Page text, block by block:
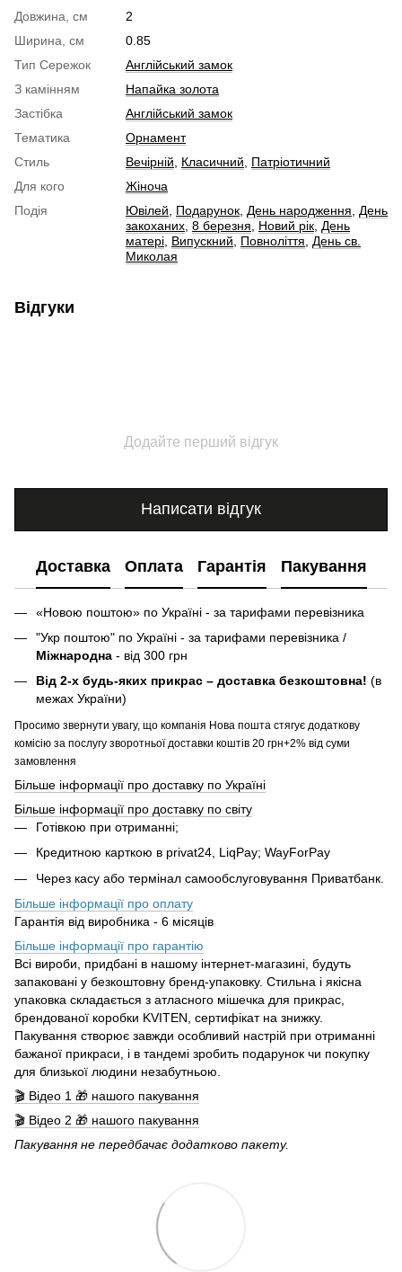
Довжина, см
2
Ширина, см
0.85
Тип Сережок
Англійський замок
З камінням
Напайка золота
Застібка
Англійський замок
Тематика
Орнамент
Стиль
Вечірній Класичний
Патріотичний
Для кого
Жіноча
Подія
Ювілей Подарунок День народження
День
закоханих 8 березня Новий рік День
матері Випускний Повноліття
День св.
Миколая
Відгуки
Додайте перший відгук
Написати відгук
Доставка Оплата Гарантія Пакування
«Новою поштою» по Україні - за тарифами перевізника
"Укр поштою" по Україні - за тарифами перевізника /
Міжнародна - від 300 грн
Від 2-х будь-яких прикрас – доставка безкоштовна! (в
межах України)
Просимо звернути увагу, що компанія Нова пошта стягує додаткову
комісію за послугу зворотньої доставки коштів 20 грн+2% від суми
замовлення
Більше інформації про доставку по Україні
Більше інформації про доставку по світу
Готівкою при отриманні;
Кредитною карткою в privat24, LiqPay; WayForPay
Через касу або термінал самообслуговування Приватбанк.
Більше інформації про оплату
Гарантія від виробника - 6 місяців
Більше інформації про гарантію
Всі вироби, придбані в нашому інтернет-магазині, будуть
запаковані у безкоштовну бренд-упаковку. Стильна і якісна
упаковка складається з атласного мішечка для прикрас,
брендованої коробки KVITEN, сертифікат на знижку.
Пакування створює завжди особливий настрій при отриманні
бажаної прикраси, і в тандемі зробить подарунок чи покупку
для близької людини незабутньою.
🎬 Відео 1 🎁 нашого пакування
🎬 Відео 2 🎁 нашого пакування
Пакування не передбачає додатково пакету.